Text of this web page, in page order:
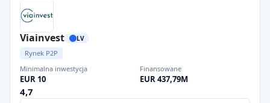
Viainvest LV
Rynek P2P
Minimalna inwestycja
EUR 10
Finansowane
EUR 437,79M
4,7